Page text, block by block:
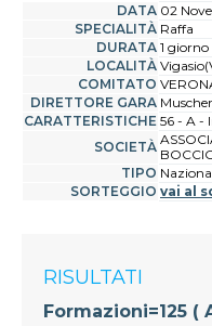
DATA 02
SPECIALITÀ Raffa
DURATA 1 giorno
LOCALITÀ
COMITATO
DIRETTORE GARA
CARATTERISTICHE 56 - A -
SOCIETÀ
TIPO
SORTEGGIO vai al
RISULTATI
Formazioni=125 (